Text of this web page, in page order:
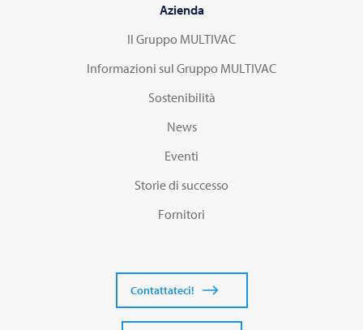
Azienda
Il Gruppo MULTIVAC
Informazioni sul Gruppo MULTIVAC
Sostenibilità
News
Eventi
Storie di successo
Fornitori
Contattateci!